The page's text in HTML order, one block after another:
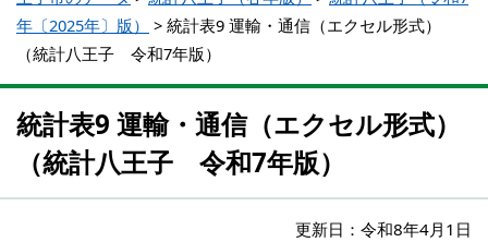
年〔2025年〕版）
> 統計表9 運輸・通信（エクセル形式）
（統計八王子 令和7年版）
統計表9 運輸・通信（エクセル形式）
（統計八王子 令和7年版）
更新日： 令和8年4月1日